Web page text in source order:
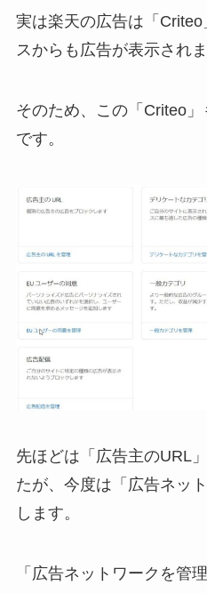
実は楽天の広告は「
スからも広告が表示されま
そのため、この「Criteo
です。
先ほどは「広告主のURL
たが、今度は「広告ネッ
します。
「広告ネットワークを管